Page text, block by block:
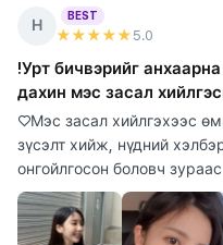
Н
BEST
★★★★★ 5.0
!Урт бичвэрийг
дахин мэс засал
♡Мэс засал хийлгэхээс
зүсэлт хийж, нүдний
онгойлгосон боловч